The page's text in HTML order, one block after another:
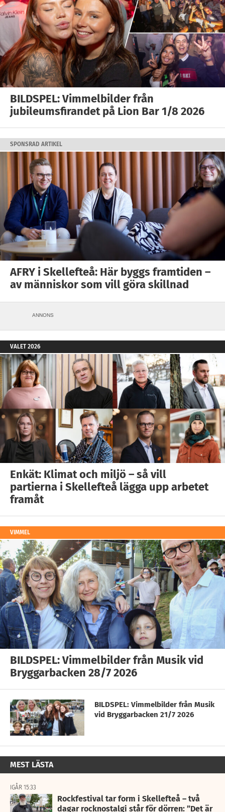
BILDSPEL: Vimmelbilder från
jubileumsfirandet på Lion Bar 1/8 2026
SPONSRAD ARTIKEL
AFRY i Skellefteå: Här byggs framtiden –
av människor som vill göra skillnad
ANNONS
VALET 2026
Enkät: Klimat och miljö – så vill
partierna i Skellefteå lägga upp arbetet
framåt
VIMMEL
BILDSPEL: Vimmelbilder från Musik vid
Bryggarbacken 28/7 2026
BILDSPEL: Vimmelbilder från Musik
vid Bryggarbacken 21/7 2026
MEST LÄSTA
IGÅR 15:33
Rockfestival tar form i Skellefteå – två
dagar rocknostalgi står för dörren: ”Det är